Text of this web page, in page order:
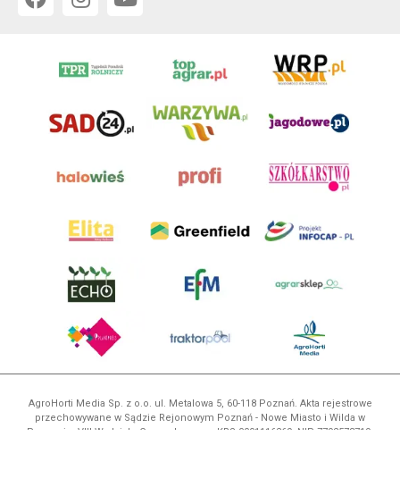
AgroHorti Media Sp. z o.o. ul. Metalowa 5, 60-118 Poznań. Akta rejestrowe
przechowywane w Sądzie Rejonowym Poznań - Nowe Miasto i Wilda w
Poznaniu, VIII Wydziale Gospodarczym, KRS 0001116269, NIP 7792573719,